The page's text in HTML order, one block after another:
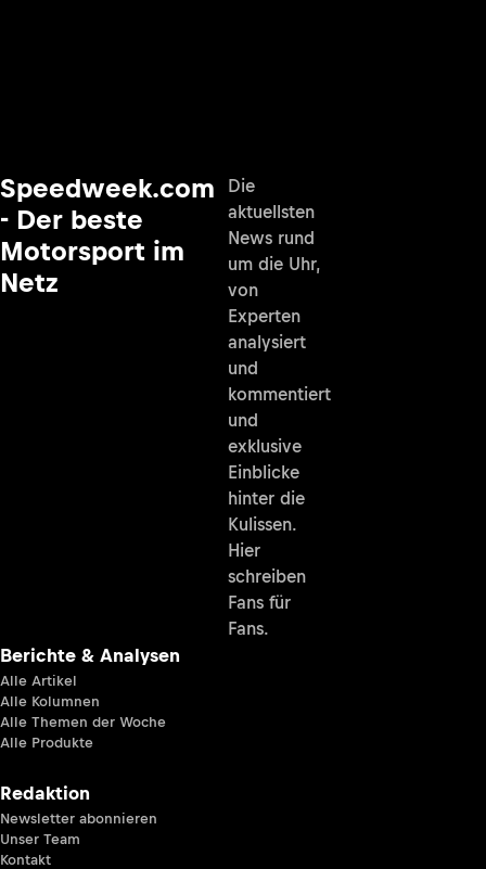
Speedweek.com
- Der beste
Motorsport im
Netz
Die
aktuellsten
News rund
um die Uhr,
von
Experten
analysiert
und
kommentiert
und
exklusive
Einblicke
hinter die
Kulissen.
Hier
schreiben
Fans für
Fans.
Berichte & Analysen
Alle Artikel
Alle Kolumnen
Alle Themen der Woche
Alle Produkte
Redaktion
Newsletter abonnieren
Unser Team
Kontakt